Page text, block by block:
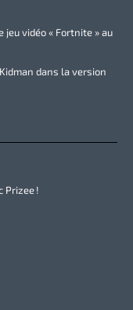
jeu vidéo « Fortnite » au
dans la version
Prizee !